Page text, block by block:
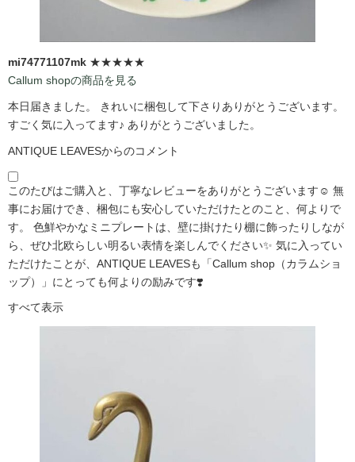
mi74771107mk ★★★★★
Callum shopの商品を見る
本日届きました。 きれいに梱包して下さりありがとうございます。
すごく気に入ってます♪ ありがとうございました。
ANTIQUE LEAVESからのコメント
このたびはご購入と、丁寧なレビューをありがとうございます☺️ 無
事にお届けでき、梱包にも安心していただけたとのこと、何よりで
す。 色鮮やかなミニプレートは、壁に掛けたり棚に飾ったりしなが
ら、ぜひ北欧らしい明るい表情を楽しんでください✨ 気に入ってい
ただけたことが、ANTIQUE LEAVESも「Callum shop（カラムショ
ップ）」にとっても何よりの励みです❣️
すべて表示